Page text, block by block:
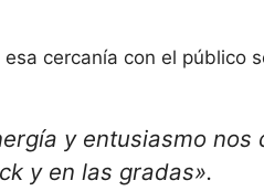
cercanía con el público
y entusiasmo
y en las gradas».